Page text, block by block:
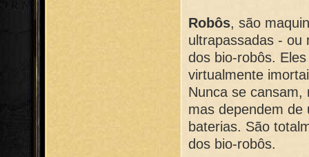
Robôs, são
ultrapassadas - ou
dos bio-robôs.
virtualmente
Nunca se cansam,
mas dependem
baterias. São
dos bio-robôs.